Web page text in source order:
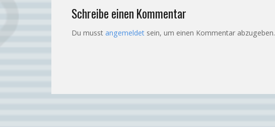
Schreibe einen Kommentar
Du musst angemeldet sein, um einen Kommentar abzugeben.